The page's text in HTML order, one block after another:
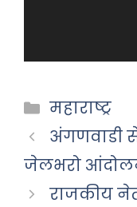
Categories
महाराष्ट्र
अंगणवाडी
जेलभरो
राजकीय